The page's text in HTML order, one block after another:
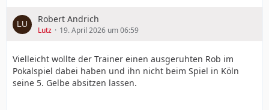
Robert Andrich
Lutz 19. April 2026 um 06:59
Vielleicht wollte der Trainer einen ausgeruhten Rob im
Pokalspiel dabei haben und ihn nicht beim Spiel in Köln
seine 5. Gelbe absitzen lassen.